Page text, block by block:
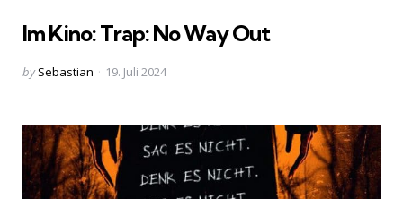
Im Kino: Trap: No Way Out
Posted
by Sebastian 19. Juli 2024